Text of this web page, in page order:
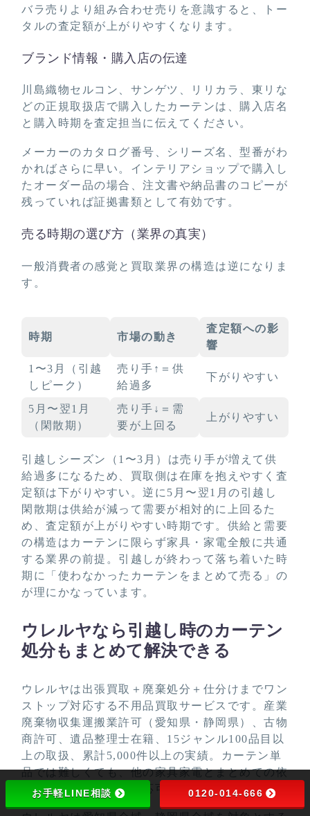
バラ売りより組み合わせ売りを意識すると、トー
タルの査定額が上がりやすくなります。
ブランド情報・購入店の伝達
川島織物セルコン、サンゲツ、リリカラ、東リな
どの正規取扱店で購入したカーテンは、購入店名
と購入時期を査定担当に伝えてください。
メーカーのカタログ番号、シリーズ名、型番がわ
かればさらに早い。インテリアショップで購入し
たオーダー品の場合、注文書や納品書のコピーが
残っていれば証拠書類として有効です。
売る時期の選び方（業界の真実）
一般消費者の感覚と買取業界の構造は逆になりま
す。
時期 市場の動き
査定額への影
響
1〜3月（引越
しピーク）
売り手↑＝供
給過多
下がりやすい
5月〜翌1月
（閑散期）
売り手↓＝需
要が上回る
上がりやすい
引越しシーズン（1〜3月）は売り手が増えて供
給過多になるため、買取側は在庫を抱えやすく査
定額は下がりやすい。逆に5月〜翌1月の引越し
閑散期は供給が減って需要が相対的に上回るた
め、査定額が上がりやすい時期です。供給と需要
の構造はカーテンに限らず家具・家電全般に共通
する業界の前提。引越しが終わって落ち着いた時
期に「使わなかったカーテンをまとめて売る」の
が理にかなっています。
ウレルヤなら引越し時のカーテン
処分もまとめて解決できる
ウレルヤは出張買取＋廃棄処分＋仕分けまでワン
ストップ対応する不用品買取サービスです。産業
廃棄物収集運搬業許可（愛知県・静岡県）、古物
商許可、遺品整理士在籍、15ジャンル100品目以
上の取扱、累計5,000件以上の実績。カーテン単
品では難しくても、他の家具家電とまとめての依
頼なら無料引取まで対応可能です。
お手軽LINE相談 0120-014-666